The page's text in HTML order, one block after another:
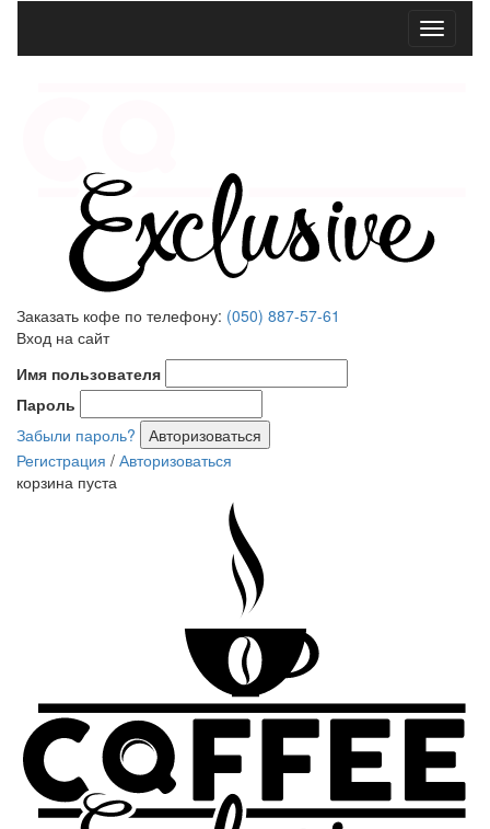
Меню
Заказать кофе по телефону: (050) 887-57-61
Вход на сайт
Имя пользователя
Пароль
Забыли пароль?
Регистрация / Авторизоваться
корзина пуста